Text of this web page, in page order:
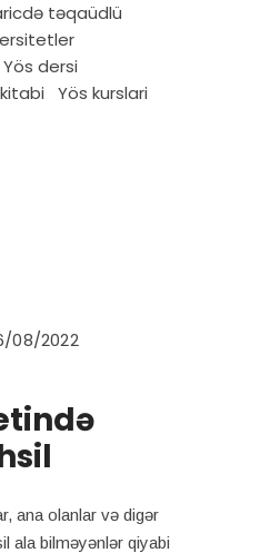
təqaüdlü
Yös dersi
Yös kurslari
08/2022
ana olanlar və digər
ala bilməyənlər qiyabi